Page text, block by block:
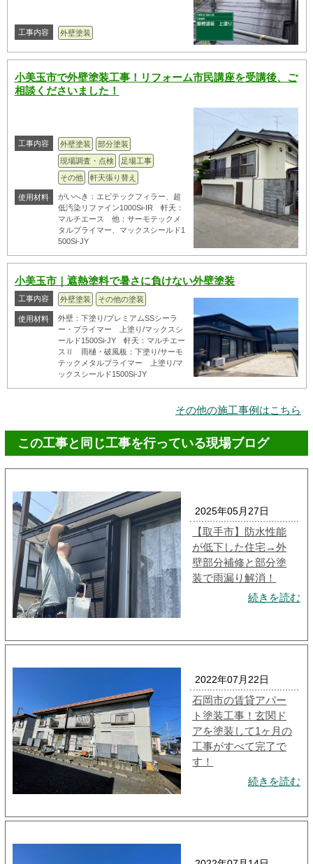
工事内容 外壁塗装
小美玉市で外壁塗装工事！リフォーム市民講座を受講後、ご
相談くださいました！
工事内容 外壁塗装
部分塗装
現場調査・点検
足場工事
その他
軒天張り替え
使用材料
がいへき：エピテックフィラー、超
低汚染リファイン1000Si-IR 軒天：
マルチエース 他：サーモテックメ
タルプライマー、マックスシールド1
500Si-JY
小美玉市｜遮熱塗料で暑さに負けない外壁塗装
工事内容 外壁塗装 その他の塗装
使用材料
外壁：下塗り/プレミアムSSシーラ
ー・プライマー 上塗り/マックスシ
ールド1500Si-JY 軒天：マルチエー
スⅡ 雨樋・破風板：下塗り/サーモ
テックメタルプライマー 上塗り/マ
ックスシールド1500Si-JY
その他の施工事例はこちら
この工事と同じ工事を行っている現場ブログ
2025年05月27日
【取手市】防水性能
が低下した住宅→外
壁部分補修と部分塗
装で雨漏り解消！
続きを読む
2022年07月22日
石岡市の賃貸アパー
ト塗装工事！玄関ド
アを塗装して1ヶ月の
工事がすべて完了で
す！
続きを読む